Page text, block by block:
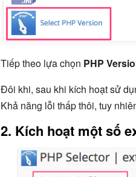
Tiếp theo lựa chọn PHP
Đôi khi, sau khi kích hoạt sử
Khả năng lỗi thấp thôi, tuy
2. Kích hoạt một số